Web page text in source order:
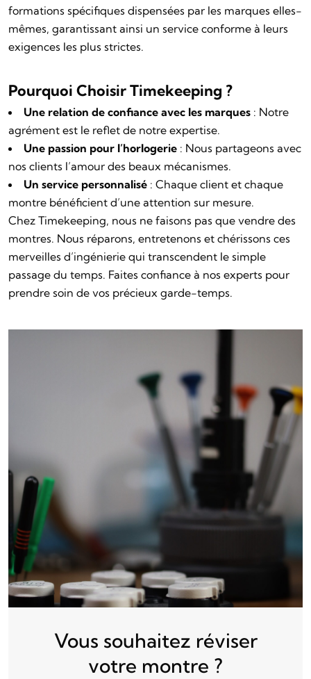
formations spécifiques dispensées par les marques elles-
mêmes, garantissant ainsi un service conforme à leurs
exigences les plus strictes.
Pourquoi Choisir Timekeeping ?
Une relation de confiance avec les marques : Notre
agrément est le reflet de notre expertise.
Une passion pour l’horlogerie : Nous partageons avec
nos clients l’amour des beaux mécanismes.
Un service personnalisé : Chaque client et chaque
montre bénéficient d’une attention sur mesure.
Chez Timekeeping, nous ne faisons pas que vendre des
montres. Nous réparons, entretenons et chérissons ces
merveilles d’ingénierie qui transcendent le simple
passage du temps. Faites confiance à nos experts pour
prendre soin de vos précieux garde-temps.
Vous souhaitez réviser
votre montre ?